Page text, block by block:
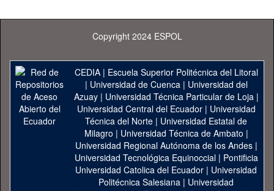
Copyright 2024 ESPOL
CEDIA| Escuela Superior Politécnica del Litoral
| Universidad de Cuenca| Universidad del
Azuay| Universidad Técnica Particular de Loja|
Universidad Central del Ecuador| Universidad
Técnica del Norte | Universidad Estatal de
Milagro | Universidad Técnica de Ambato |
Universidad Regional Autónoma de los Andes|
Universidad Tecnológica Equinoccial| Pontificia
Universidad Catolica del Ecuador | Universidad
Politécnica Salesiana | Universidad